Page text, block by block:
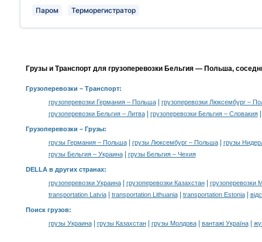
Паром Терморегистратор
Грузы и Транспорт для грузоперевозки Бельгия — Польша,
Грузоперевозки – Транспорт:
грузоперевозки Германия – Польша|
грузоперевозки Люксембург –
грузоперевозки Бельгия – Литва| грузоперевозки Бельгия – Словакия
Грузоперевозки – Грузы:
грузы Германия – Польша| грузы Люксембург – Польша|
грузы
грузы Бельгия – Украина| грузы Бельгия – Чехия
DELLA в других странах:
грузоперевозки Украина| грузоперевозки Казахстан|
грузоперевозки
transportation Latvia| transportation Lithuania| transportation Estonia|
Поиск грузов:
грузы Украина| грузы Казахстан| грузы Молдова| вантажі Україна|